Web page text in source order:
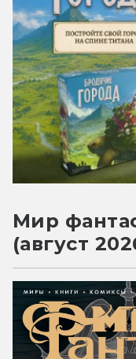
Мир
(август